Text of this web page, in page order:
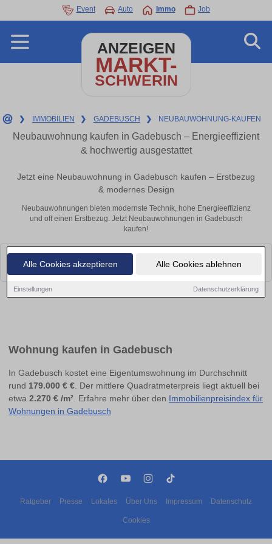
Alle Cookies akzeptieren Alle Cookies ablehnen
Einstellungen Datenschutzerklärung
Event Auto Immo Job
ANZEIGEN
MARKT-
SCHWERIN
❯ IMMOBILIEN ❯ GADEBUSCH ❯ NEUBAUWOHNUNG-KAUFEN
Neubauwohnung kaufen in Gadebusch – Energieeffizient
& hochwertig ausgestattet
Jetzt eine Neubauwohnung in Gadebusch kaufen – Erstbezug
& modernes Design
Neubauwohnungen bieten modernste Technik, hohe Energieeffizienz
und oft einen Erstbezug. Jetzt Neubauwohnungen in Gadebusch
kaufen!
Leider konnten wir derzeit keine passenden Objekte finden. Schauen Sie
bald wieder vorbei!
Wohnung kaufen in Gadebusch
In Gadebusch kostet eine Eigentumswohnung im Durchschnitt
rund 179.000 € € . Der mittlere Quadratmeterpreis liegt aktuell bei
etwa 2.270 € /m² . Erfahre mehr über den Immobilienpreisindex für
Wohnungen in Gadebusch
Ratgeber Presse Lokales Über Uns Impressum Datenschutz
Cookies